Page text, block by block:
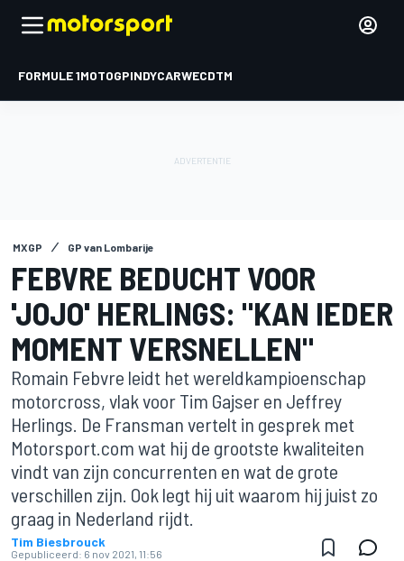
FORMULE 1MOTOGPINDYCARWECDTM
MXGP GP van Lombarije
FEBVRE BEDUCHT VOOR
'JOJO' HERLINGS: "KAN IEDER
MOMENT VERSNELLEN"
Romain Febvre leidt het wereldkampioenschap
motorcross, vlak voor Tim Gajser en Jeffrey
Herlings. De Fransman vertelt in gesprek met
Motorsport.com wat hij de grootste kwaliteiten
vindt van zijn concurrenten en wat de grote
verschillen zijn. Ook legt hij uit waarom hij juist zo
graag in Nederland rijdt.
Tim Biesbrouck
Gepubliceerd: 6 nov 2021, 11:56